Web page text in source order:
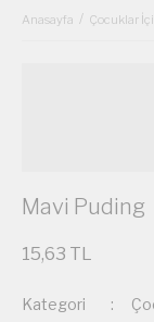
Anasayfa Çocuklar
Mavi Puding
15,63 TL
Kategori